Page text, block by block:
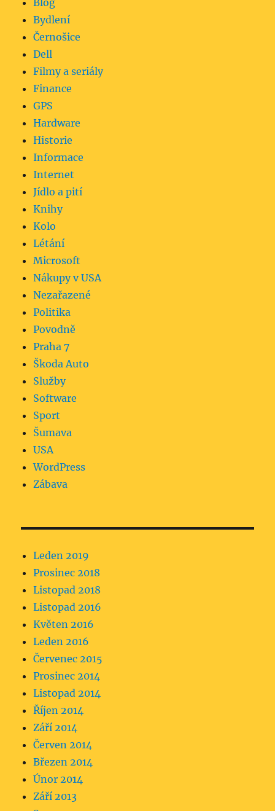
Blog
Bydlení
Černošice
Dell
Filmy a seriály
Finance
GPS
Hardware
Historie
Informace
Internet
Jídlo a pití
Knihy
Kolo
Létání
Microsoft
Nákupy v USA
Nezařazené
Politika
Povodně
Praha 7
Škoda Auto
Služby
Software
Sport
Šumava
USA
WordPress
Zábava
Leden 2019
Prosinec 2018
Listopad 2018
Listopad 2016
Květen 2016
Leden 2016
Červenec 2015
Prosinec 2014
Listopad 2014
Říjen 2014
Září 2014
Červen 2014
Březen 2014
Únor 2014
Září 2013